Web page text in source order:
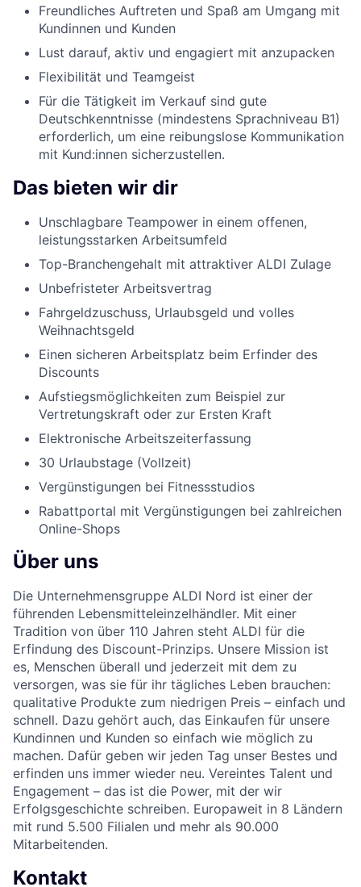
Freundliches Auftreten und Spaß am Umgang mit
Kundinnen und Kunden
Lust darauf, aktiv und engagiert mit anzupacken
Flexibilität und Teamgeist
Für die Tätigkeit im Verkauf sind gute
Deutschkenntnisse (mindestens Sprachniveau B1)
erforderlich, um eine reibungslose Kommunikation
mit Kund:innen sicherzustellen.
Das bieten wir dir
Unschlagbare Teampower in einem offenen,
leistungsstarken Arbeitsumfeld
Top-Branchengehalt mit attraktiver ALDI Zulage
Unbefristeter Arbeitsvertrag
Fahrgeldzuschuss, Urlaubsgeld und volles
Weihnachtsgeld
Einen sicheren Arbeitsplatz beim Erfinder des
Discounts
Aufstiegsmöglichkeiten zum Beispiel zur
Vertretungskraft oder zur Ersten Kraft
Elektronische Arbeitszeiterfassung
30 Urlaubstage (Vollzeit)
Vergünstigungen bei Fitnessstudios
Rabattportal mit Vergünstigungen bei zahlreichen
Online-Shops
Über uns
Die Unternehmensgruppe ALDI Nord ist einer der
führenden Lebensmitteleinzelhändler. Mit einer
Tradition von über 110 Jahren steht ALDI für die
Erfindung des Discount-Prinzips. Unsere Mission ist
es, Menschen überall und jederzeit mit dem zu
versorgen, was sie für ihr tägliches Leben brauchen:
qualitative Produkte zum niedrigen Preis – einfach und
schnell. Dazu gehört auch, das Einkaufen für unsere
Kundinnen und Kunden so einfach wie möglich zu
machen. Dafür geben wir jeden Tag unser Bestes und
erfinden uns immer wieder neu. Vereintes Talent und
Engagement – das ist die Power, mit der wir
Erfolgsgeschichte schreiben. Europaweit in 8 Ländern
mit rund 5.500 Filialen und mehr als 90.000
Mitarbeitenden.
Kontakt